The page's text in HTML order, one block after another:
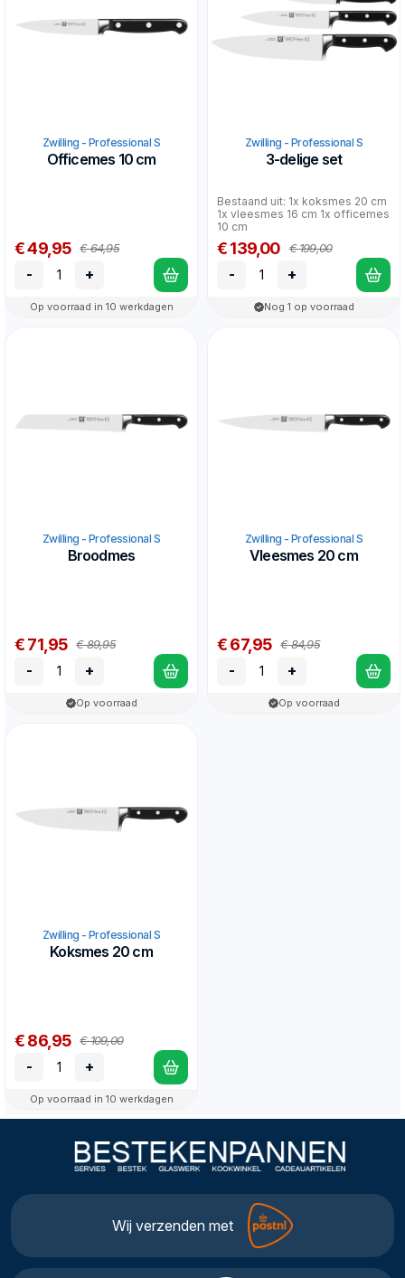
Zwilling - Professional S
Officemes 10 cm
€ 49,95 € 64,95
- +
Op voorraad in 10 werkdagen
Zwilling - Professional S
3-delige set
Bestaand uit: 1x koksmes 20 cm
1x vleesmes 16 cm 1x officemes
10 cm
€ 139,00 € 199,00
- +
Nog 1 op voorraad
Zwilling - Professional S
Broodmes
€ 71,95 € 89,95
- +
Op voorraad
Zwilling - Professional S
Vleesmes 20 cm
€ 67,95 € 84,95
- +
Op voorraad
Zwilling - Professional S
Koksmes 20 cm
€ 86,95 € 109,00
- +
Op voorraad in 10 werkdagen
Wij verzenden met